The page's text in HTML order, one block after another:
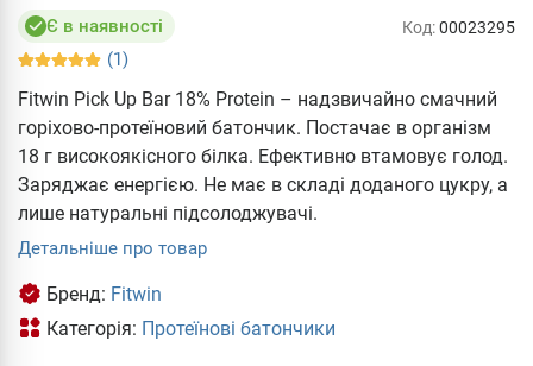
Є в наявності
(1)
Код:00023295
Fitwin Pick Up Bar 18% Protein – надзвичайно смачний
горіхово-протеїновий батончик. Постачає в організм
18 г високоякісного білка. Ефективно втамовує голод.
Заряджає енергією. Не має в складі доданого цукру, а
лише натуральні підсолоджувачі.
Детальніше про товар
Бренд: Fitwin
Категорія: Протеїнові батончики